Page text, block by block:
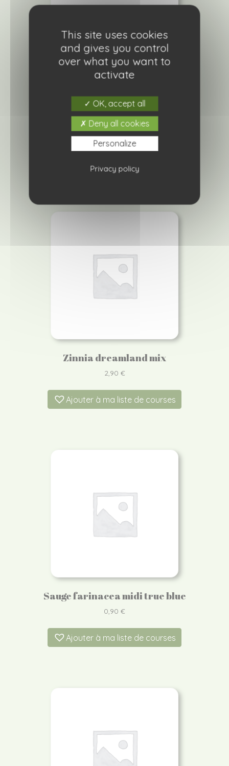
Verveine firehouse
2,90€
Zinnia dreamland mix
2,90 €
Ajouter à ma liste de courses
Sauge farinacea midi true blue
0,90 €
Ajouter à ma liste de courses
This site uses cookies
and gives you control
over what you want to
activate
OK, accept all
Deny all cookies
Personalize
Privacy policy